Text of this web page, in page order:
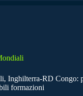
Inghilterra-RD Congo:
formazioni